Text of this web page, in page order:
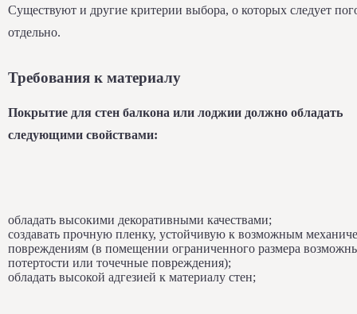
Существуют и другие критерии выбора, о которых следует
отдельно.
Требования к материалу
Покрытие для стен балкона или лоджии должно обладать
следующими свойствами:
обладать высокими декоративными качествами;
создавать прочную пленку, устойчивую к возможным
повреждениям (в помещении ограниченного размера
потертости или точечные повреждения);
обладать высокой адгезией к материалу стен;